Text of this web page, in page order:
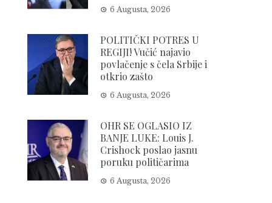
6 Augusta, 2026
POLITIČKI POTRES U
REGIJI! Vučić najavio
povlačenje s čela Srbije i
otkrio zašto
6 Augusta, 2026
OHR SE OGLASIO IZ
BANJE LUKE: Louis J.
Crishock poslao jasnu
poruku političarima
6 Augusta, 2026